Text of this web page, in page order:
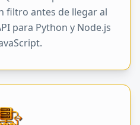
filtro antes de llegar al
para Python y Node.js